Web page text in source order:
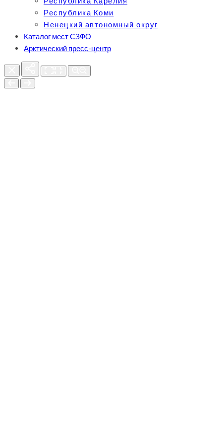
Республика Коми
Ненецкий автономный округ
Каталог мест СЗФО
Арктический пресс-центр